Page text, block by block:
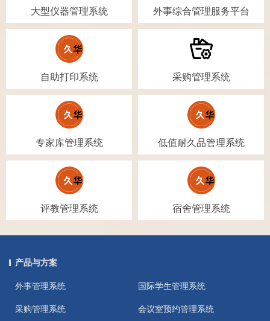
大型仪器管理系统 外事综合管理服务平台
自助打印系统 采购管理系统
专家库管理系统 低值耐久品管理系统
评教管理系统 宿舍管理系统
产品与方案
外事管理系统 国际学生管理系统
采购管理系统 会议室预约管理系统